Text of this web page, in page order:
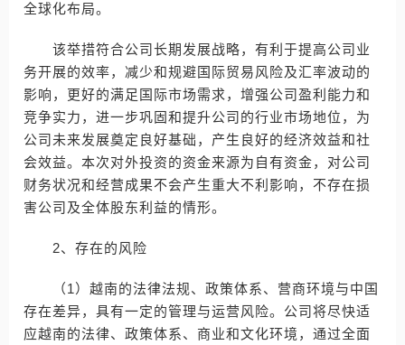
全球化布局。
该举措符合公司长期发展战略，有利于提高公司业
务开展的效率，减少和规避国际贸易风险及汇率波动的
影响，更好的满足国际市场需求，增强公司盈利能力和
竞争实力，进一步巩固和提升公司的行业市场地位，为
公司未来发展奠定良好基础，产生良好的经济效益和社
会效益。本次对外投资的资金来源为自有资金，对公司
财务状况和经营成果不会产生重大不利影响，不存在损
害公司及全体股东利益的情形。
2、存在的风险
（1）越南的法律法规、政策体系、营商环境与中国
存在差异，具有一定的管理与运营风险。公司将尽快适
应越南的法律、政策体系、商业和文化环境，通过全面